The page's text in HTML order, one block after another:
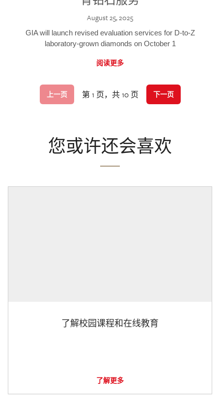
August 25, 2025
GIA will launch revised evaluation services for D-to-Z
laboratory-grown diamonds on October 1
阅读更多
上一页 第 1 页，共 10 页 下一页
您或许还会喜欢
了解校园课程和在线教育
了解更多